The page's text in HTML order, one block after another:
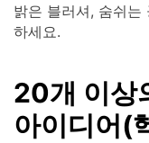
밝은 블러셔, 숨쉬는
하세요.
20개 이상
아이디어(